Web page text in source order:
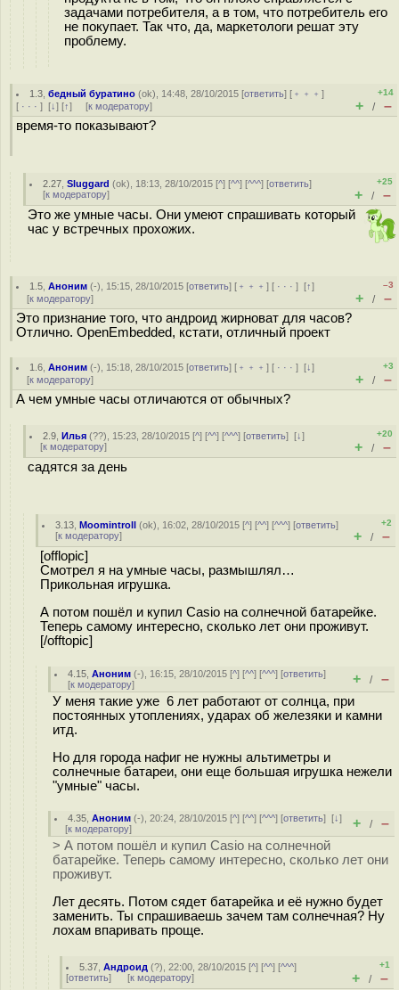
задачами потребителя, а в том, что потребитель его
не покупает. Так что, да, маркетологи решат эту
проблему.
1.3 ,бедный буратино (ok), 14:48, 28/10/2015 [ответить] [ ﹢﹢﹢]
[ · · · ] [↓] [↑] [к модератору]
+14
+ / –
время-то показывают?
2.27 ,Sluggard (ok), 18:13, 28/10/2015 [^] [^^] [^^^] [ответить]
[к модератору]
+25
+ / –
Это же умные часы. Они умеют спрашивать который
час у встречных прохожих.
1.5 ,Аноним (-), 15:15, 28/10/2015 [ответить] [ ﹢﹢﹢] [ · · ·][↑]
[к модератору]
–3
+ / –
Это признание того, что андроид жирноват для часов?
Отлично. OpenEmbedded, кстати, отличный проект
1.6 ,Аноним (-), 15:18, 28/10/2015 [ответить] [ ﹢﹢﹢] [ · · ·][↓]
[к модератору]
+3
+ / –
А чем умные часы отличаются от обычных?
2.9 ,Илья (??), 15:23, 28/10/2015 [^] [^^] [^^^] [ответить][↓]
[к модератору]
+20
+ / –
садятся за день
3.13 ,Moomintroll (ok), 16:02, 28/10/2015 [^] [^^] [^^^] [ответить]
[к модератору]
+2
+ / –
[offlopic]
Смотрел я на умные часы, размышлял…
Прикольная игрушка.
А потом пошёл и купил Casio на солнечной батарейке.
Теперь самому интересно, сколько лет они проживут.
[/offtopic]
4.15 ,Аноним (-), 16:15, 28/10/2015 [^] [^^] [^^^] [ответить]
[к модератору] + / –
У меня такие уже 6 лет работают от солнца, при
постоянных утоплениях, ударах об железяки и камни
итд.
Но для города нафиг не нужны альтиметры и
солнечные батареи, они еще большая игрушка нежели
"умные" часы.
4.35 ,Аноним (-), 20:24, 28/10/2015 [^] [^^] [^^^] [ответить][↓]
[к модератору] + / –
> А потом пошёл и купил Casio на солнечной
батарейке. Теперь самому интересно, сколько лет они
проживут.
Лет десять. Потом сядет батарейка и её нужно будет
заменить. Ты спрашиваешь зачем там солнечная? Ну
лохам впаривать проще.
5.37 ,Андроид (?), 22:00, 28/10/2015 [^] [^^] [^^^]
[ответить] [к модератору]
+1
+ / –